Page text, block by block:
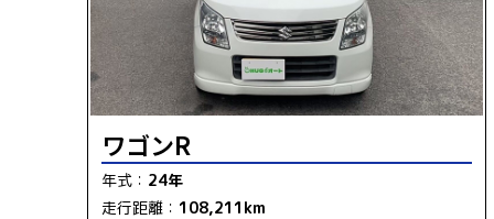
ワゴンR
年式： 24年
走行距離： 108,211km